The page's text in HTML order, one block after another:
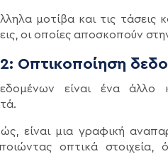
μοτίβα και τις τάσεις
οι οποίες αποσκοπούν
Οπτικοποίηση
είναι ένα
είναι μια γραφική
οπτικά